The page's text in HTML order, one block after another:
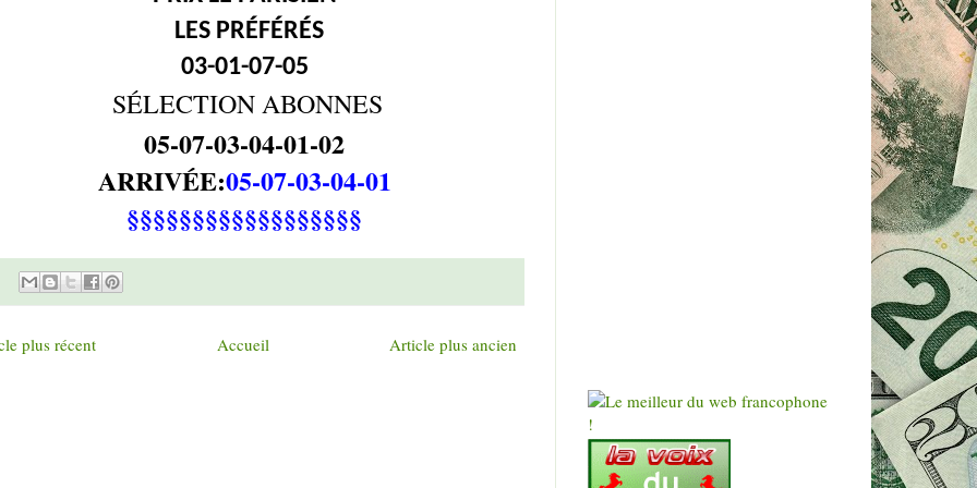
LES PRÉFÉRÉS
03-01-07-05
SÉLECTION ABONNES
05-07-03-04-01-02
ARRIVÉE:05-07-03-04-01
§§§§§§§§§§§§§§§§§§
plus récent Article plus ancien
Accueil